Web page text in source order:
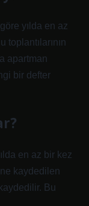
yılda en az
toplantılarının
apartman
bir defter
en az bir kez
kaydedilen
Bu